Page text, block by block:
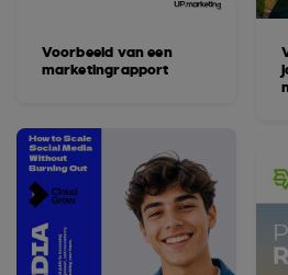
Voorbeeld van een
marketingrapport